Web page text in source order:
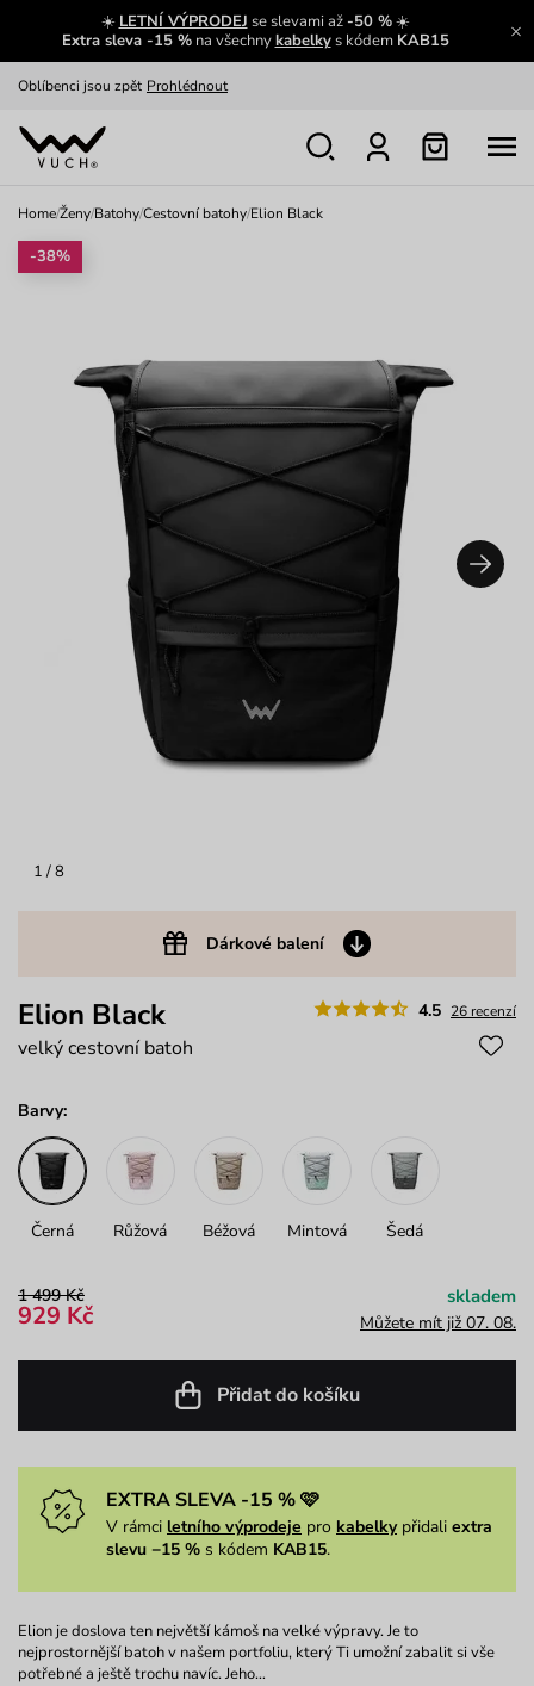
☀️ LETNÍ VÝPRODEJ se slevami až -50 %☀️
Extra sleva -15 %na všechnykabelkys kódem KAB15
Výměna a vrácení zdarma Zobrazit
Oblíbenci jsou zpět Prohlédnout
Home/Ženy/Batohy/Cestovní batohy/Elion Black
1 / 8
Dárkové balení
-38%
4.5 26 recenzí
Elion Black
velký cestovní batoh
Barvy:
Černá Růžová Béžová Mintová Šedá
1 499 Kč
929 Kč
skladem
Můžete mít již 07. 08.
Přidat do košíku
EXTRA SLEVA -15 % 🩷
V rámci letního výprodeje pro kabelkypřidali extra
slevu −15 % s kódem KAB15.
Elion je doslova ten největší kámoš na velké výpravy. Je to
nejprostornější batoh v našem portfoliu, který Ti umožní zabalit si vše
potřebné a ještě trochu navíc. Jeho…